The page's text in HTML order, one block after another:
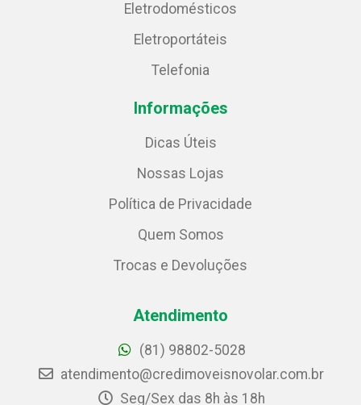
Eletrodomésticos
Eletroportáteis
Telefonia
Informações
Dicas Úteis
Nossas Lojas
Política de Privacidade
Quem Somos
Trocas e Devoluções
Atendimento
(81) 98802-5028
atendimento@credimoveisnovolar.com.br
Seg/Sex das 8h às 18h